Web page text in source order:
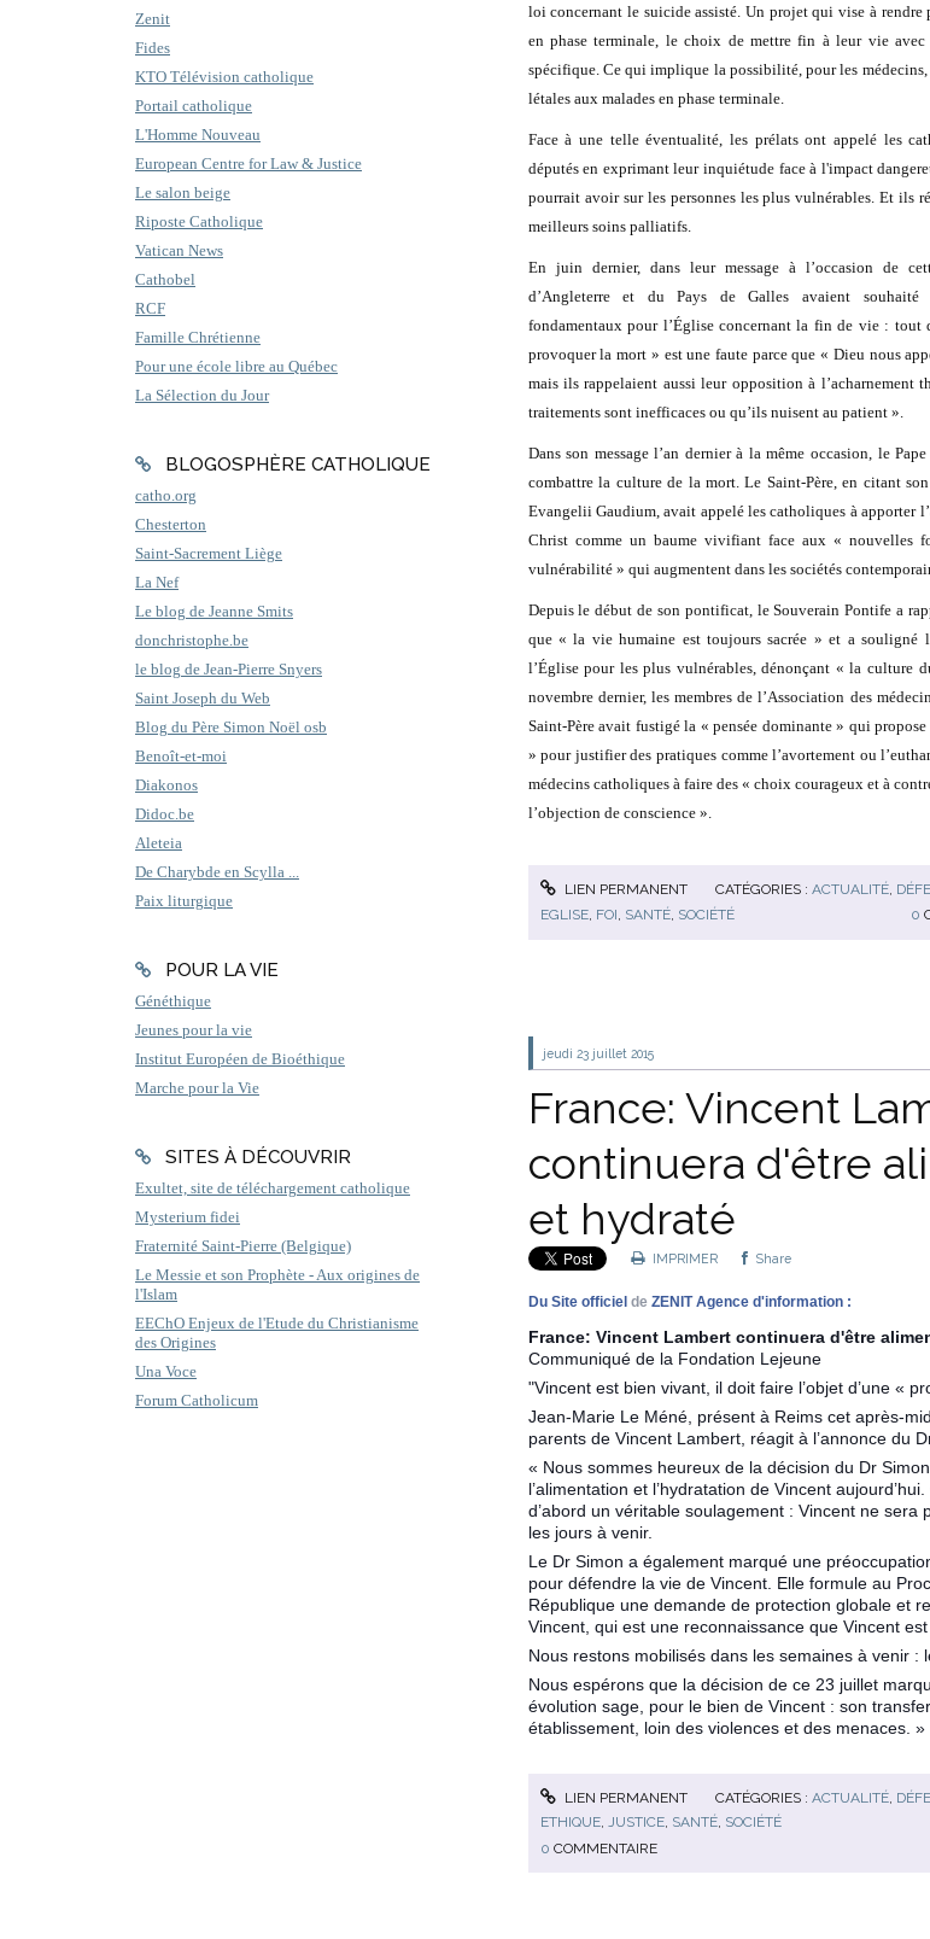
Zenit
Fides
KTO Télévision catholique
Portail catholique
L'Homme Nouveau
European Centre for Law & Justice
Le salon beige
Riposte Catholique
Vatican News
Cathobel
RCF
Famille Chrétienne
Pour une école libre au Québec
La Sélection du Jour
BLOGOSPHÈRE CATHOLIQUE
catho.org
Chesterton
Saint-Sacrement Liège
La Nef
Le blog de Jeanne Smits
donchristophe.be
le blog de Jean-Pierre Snyers
Saint Joseph du Web
Blog du Père Simon Noël osb
Benoît-et-moi
Diakonos
Didoc.be
Aleteia
De Charybde en Scylla ...
Paix liturgique
POUR LA VIE
Généthique
Jeunes pour la vie
Institut Européen de Bioéthique
Marche pour la Vie
SITES À DÉCOUVRIR
Exultet, site de téléchargement catholique
Mysterium fidei
Fraternité Saint-Pierre (Belgique)
Le Messie et son Prophète - Aux origines de
l'Islam
EEChO Enjeux de l'Etude du Christianisme
des Origines
Una Voce
Forum Catholicum
loi concernant le suicide assisté. Un projet qui vise à rendre
en phase terminale, le choix de mettre fin à leur vie avec
spécifique. Ce qui implique la possibilité, pour les médecins,
létales aux malades en phase terminale.
Face à une telle éventualité, les prélats ont appelé les
députés en exprimant leur inquiétude face à l'impact
pourrait avoir sur les personnes les plus vulnérables. Et ils
meilleurs soins palliatifs.
En juin dernier, dans leur message à l’occasion de
d’Angleterre et du Pays de Galles avaient souhaité
fondamentaux pour l’Église concernant la fin de vie : tout
provoquer la mort » est une faute parce que « Dieu nous
mais ils rappelaient aussi leur opposition à l’acharnement
traitements sont inefficaces ou qu’ils nuisent au patient ».
Dans son message l’an dernier à la même occasion, le
combattre la culture de la mort. Le Saint-Père, en citant
Evangelii Gaudium, avait appelé les catholiques à apporter
Christ comme un baume vivifiant face aux « nouvelles
vulnérabilité » qui augmentent dans les sociétés
Depuis le début de son pontificat, le Souverain Pontife a
que « la vie humaine est toujours sacrée » et a souligné
l’Église pour les plus vulnérables, dénonçant « la culture
novembre dernier, les membres de l’Association des
Saint-Père avait fustigé la « pensée dominante » qui propose
» pour justifier des pratiques comme l’avortement ou
médecins catholiques à faire des « choix courageux et à
l’objection de conscience ».
LIEN PERMANENT CATÉGORIES :ACTUALITÉ,
EGLISE, FOI SANTÉ, SOCIÉTÉ 0
jeudi 23 juillet 2015
France: Vincent
continuera d'être
et hydraté
IMPRIMER Share
Du Site officiel de ZENIT Agence d'information :
France: Vincent Lambert continuera d'être
Communiqué de la Fondation Lejeune
"Vincent est bien vivant, il doit faire l’objet d’une «
Jean-Marie Le Méné, présent à Reims cet après-
parents de Vincent Lambert, réagit à l’annonce du
« Nous sommes heureux de la décision du Dr
l’alimentation et l’hydratation de Vincent
d’abord un véritable soulagement : Vincent ne sera
les jours à venir.
Le Dr Simon a également marqué une
pour défendre la vie de Vincent. Elle formule au
République une demande de protection globale et
Vincent, qui est une reconnaissance que Vincent est
Nous restons mobilisés dans les semaines à venir :
Nous espérons que la décision de ce 23 juillet
évolution sage, pour le bien de Vincent : son
établissement, loin des violences et des menaces. »
LIEN PERMANENT CATÉGORIES :ACTUALITÉ
ETHIQUE, JUSTICE, SANTÉ, SOCIÉTÉ
0 COMMENTAIRE